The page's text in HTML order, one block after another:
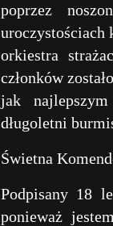
poprzez
uroczystościach
orkiestra
członków
jak
długoletni
Świetna
Podpisany 18
ponieważ